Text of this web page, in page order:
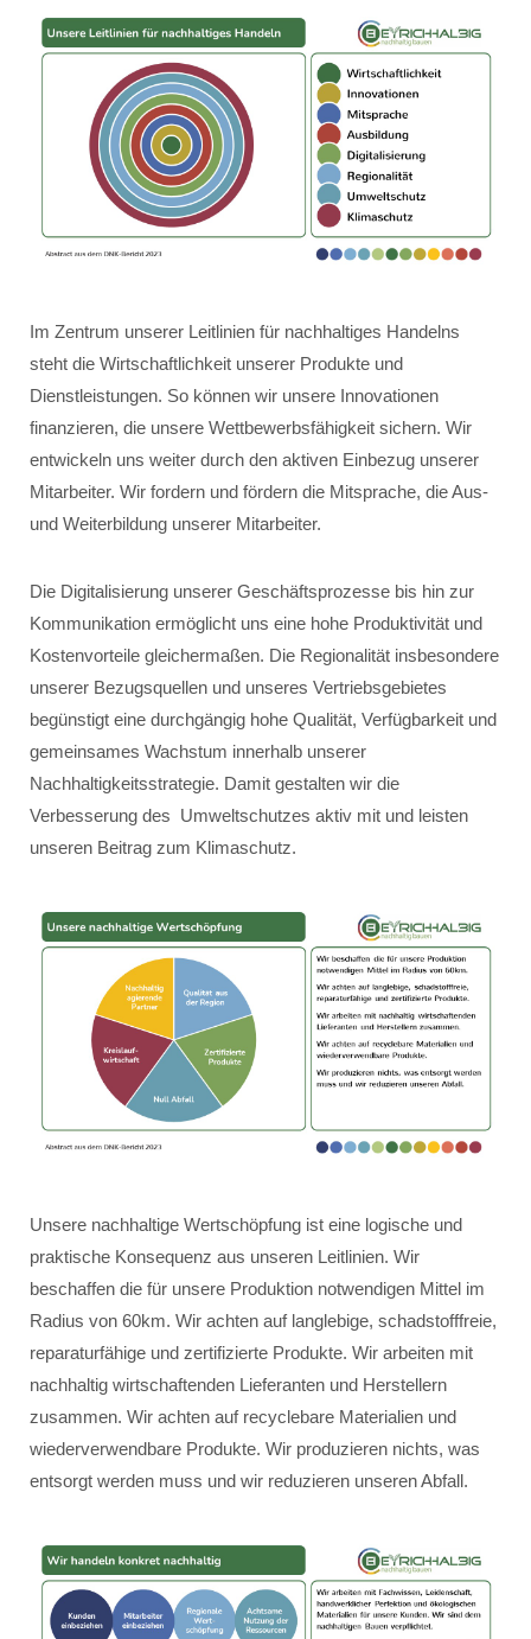
Im Zentrum unserer Leitlinien für nachhaltiges Handelns
steht die Wirtschaftlichkeit unserer Produkte und
Dienstleistungen. So können wir unsere Innovationen
finanzieren, die unsere Wettbewerbsfähigkeit sichern. Wir
entwickeln uns weiter durch den aktiven Einbezug unserer
Mitarbeiter. Wir fordern und fördern die Mitsprache, die Aus-
und Weiterbildung unserer Mitarbeiter.
Die Digitalisierung unserer Geschäftsprozesse bis hin zur
Kommunikation ermöglicht uns eine hohe Produktivität und
Kostenvorteile gleichermaßen. Die Regionalität insbesondere
unserer Bezugsquellen und unseres Vertriebsgebietes
begünstigt eine durchgängig hohe Qualität, Verfügbarkeit und
gemeinsames Wachstum innerhalb unserer
Nachhaltigkeitsstrategie. Damit gestalten wir die
Verbesserung des Umweltschutzes aktiv mit und leisten
unseren Beitrag zum Klimaschutz.
Unsere nachhaltige Wertschöpfung ist eine logische und
praktische Konsequenz aus unseren Leitlinien. Wir
beschaffen die für unsere Produktion notwendigen Mittel im
Radius von 60km. Wir achten auf langlebige, schadstofffreie,
reparaturfähige und zertifizierte Produkte. Wir arbeiten mit
nachhaltig wirtschaftenden Lieferanten und Herstellern
zusammen. Wir achten auf recyclebare Materialien und
wiederverwendbare Produkte. Wir produzieren nichts, was
entsorgt werden muss und wir reduzieren unseren Abfall.